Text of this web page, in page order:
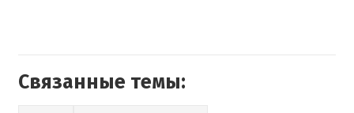
Связанные темы: